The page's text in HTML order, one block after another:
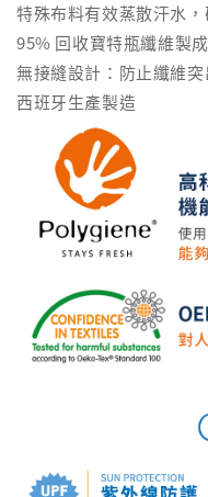
特殊布料有效蒸散汗水，
95% 回收寶特瓶纖維製
無接縫設計：防止纖維突
西班牙生產製造